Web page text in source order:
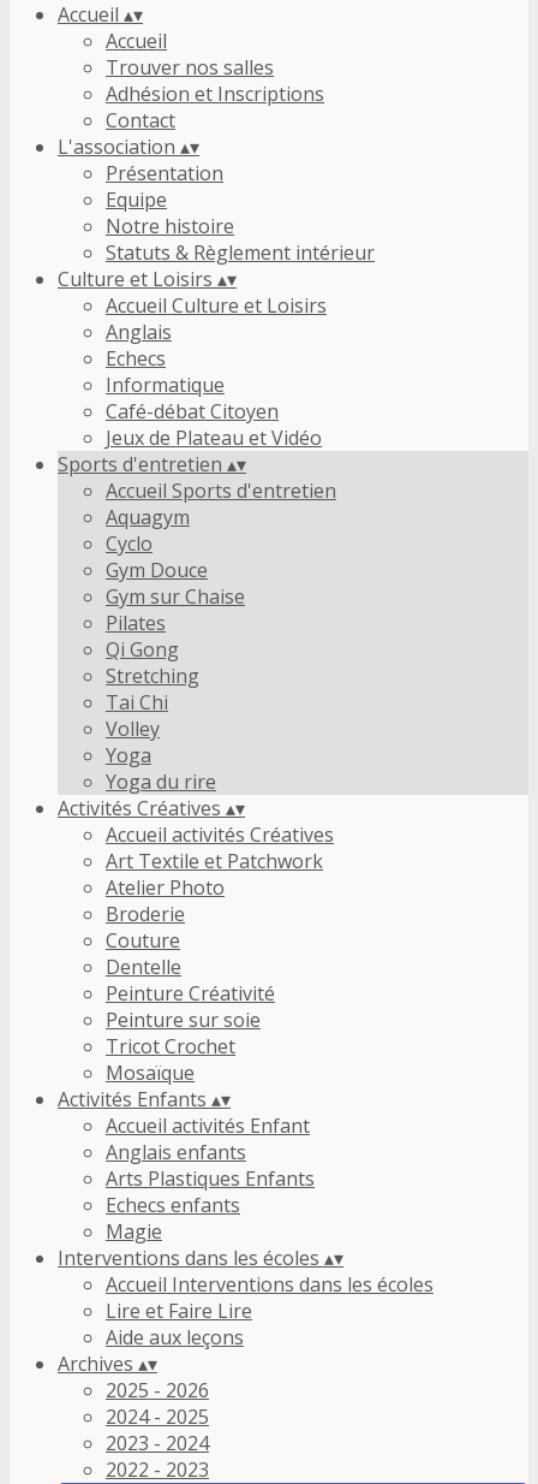
Accueil ▴▾
Accueil
Trouver nos salles
Adhésion et Inscriptions
Contact
L'association ▴▾
Présentation
Equipe
Notre histoire
Statuts & Règlement intérieur
Culture et Loisirs ▴▾
Accueil Culture et Loisirs
Anglais
Echecs
Informatique
Café-débat Citoyen
Jeux de Plateau et Vidéo
Sports d'entretien ▴▾
Accueil Sports d'entretien
Aquagym
Cyclo
Gym Douce
Gym sur Chaise
Pilates
Qi Gong
Stretching
Tai Chi
Volley
Yoga
Yoga du rire
Activités Créatives ▴▾
Accueil activités Créatives
Art Textile et Patchwork
Atelier Photo
Broderie
Couture
Dentelle
Peinture Créativité
Peinture sur soie
Tricot Crochet
Mosaïque
Activités Enfants ▴▾
Accueil activités Enfant
Anglais enfants
Arts Plastiques Enfants
Echecs enfants
Magie
Interventions dans les écoles ▴▾
Accueil Interventions dans les écoles
Lire et Faire Lire
Aide aux leçons
Archives ▴▾
2025 - 2026
2024 - 2025
2023 - 2024
2022 - 2023